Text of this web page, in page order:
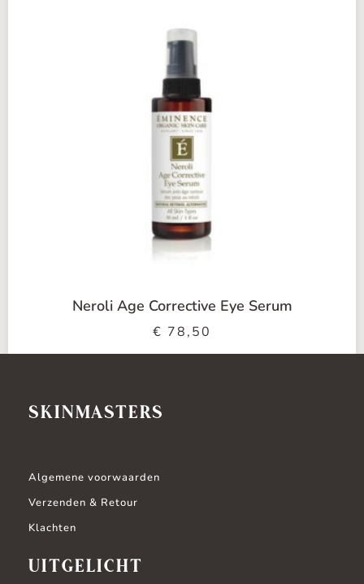
Neroli Age Corrective Eye Serum
€ 78,50
SKINMASTERS
Algemene voorwaarden
Verzenden & Retour
Klachten
UITGELICHT